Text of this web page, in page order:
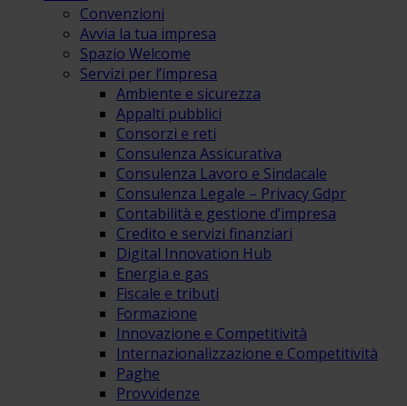
Convenzioni
Avvia la tua impresa
Spazio Welcome
Servizi per l’impresa
Ambiente e sicurezza
Appalti pubblici
Consorzi e reti
Consulenza Assicurativa
Consulenza Lavoro e Sindacale
Consulenza Legale – Privacy Gdpr
Contabilità e gestione d’impresa
Credito e servizi finanziari
Digital Innovation Hub
Energia e gas
Fiscale e tributi
Formazione
Innovazione e Competitività
Internazionalizzazione e Competitività
Paghe
Provvidenze